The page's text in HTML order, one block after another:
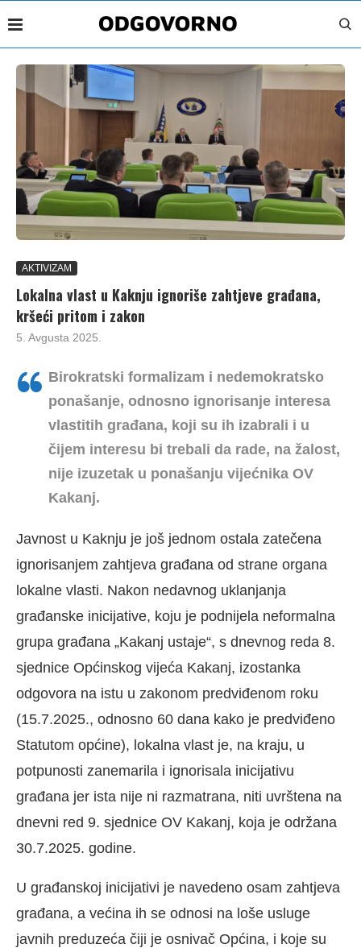
AKTIVIZAM
Lokalna vlast u Kaknju ignoriše zahtjeve građana,
kršeći pritom i zakon
5. Avgusta 2025.
Birokratski formalizam i nedemokratsko
ponašanje, odnosno ignorisanje interesa
vlastitih građana, koji su ih izabrali i u
čijem interesu bi trebali da rade, na žalost,
nije izuzetak u ponašanju vijećnika OV
Kakanj.
Javnost u Kaknju je još jednom ostala zatečena
ignorisanjem zahtjeva građana od strane organa
lokalne vlasti. Nakon nedavnog uklanjanja
građanske inicijative, koju je podnijela neformalna
grupa građana „Kakanj ustaje“, s dnevnog reda 8.
sjednice Općinskog vijeća Kakanj, izostanka
odgovora na istu u zakonom predviđenom roku
(15.7.2025., odnosno 60 dana kako je predviđeno
Statutom općine), lokalna vlast je, na kraju, u
potpunosti zanemarila i ignorisala inicijativu
građana jer ista nije ni razmatrana, niti uvrštena na
dnevni red 9. sjednice OV Kakanj, koja je održana
30.7.2025. godine.
U građanskoj inicijativi je navedeno osam zahtjeva
građana, a većina ih se odnosi na loše usluge
javnih preduzeća čiji je osnivač Općina, i koje su